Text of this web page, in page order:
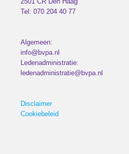
Tel: 070 204 40 77
Algemeen:
info@bvpa.nl
Ledenadministratie:
ledenadministratie@bvpa.nl
Disclaimer
Cookiebeleid